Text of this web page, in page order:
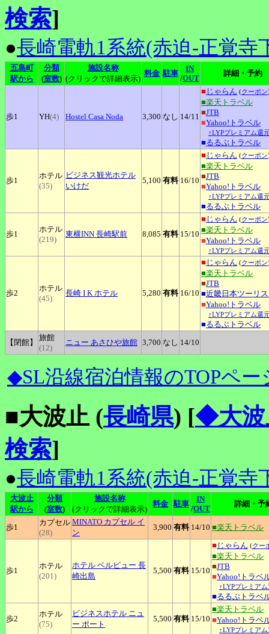
検索]
●長崎電軌1系統(赤迫-正覚寺
五島町
駅から
分類
(室数)
施設名称
(クリックで詳細表示)
料金 駐車
IN
/OUT
詳細・予約
歩1 YH(4) Hostel Casa Noda 3,300 なし 14/11
■ じゃらん (クーポン
■楽天トラベル
■JTB
■Yahoo!トラベル
↑LYPプレミアム還
■るるぶトラベル
歩1
ホテル
(35)
ビジネス観光ホテル
いけだ
5,100 有料 16/10
■ じゃらん (クーポン
■楽天トラベル
■JTB
■Yahoo!トラベル
↑LYPプレミアム還
■るるぶトラベル
歩1
ホテル
(219)
東横INN 長崎駅前 8,085 有料 15/10
■ じゃらん (クーポン
■楽天トラベル
■Yahoo!トラベル
↑LYPプレミアム還
歩2
ホテル
(45)
長崎 I K ホテル 5,280 有料 16/10
■ じゃらん (クーポン
■楽天トラベル
■JTB
■近畿日本ツーリ
■Yahoo!トラベル
↑LYPプレミアム還
■るるぶトラベル
【閉館】
旅館
(12)
ニュー あさひや旅館 3,700 なし 14/10
◆SL沿線宿泊情報のTOPペー
■大波止 (長崎県) [◆大波
検索]
●長崎電軌1系統(赤迫-正覚寺
大波止
駅から
分類
(室数)
施設名称
(クリックで詳細表示)
料金 駐車
IN
/OUT
詳細・予
歩1
カプセル
(28)
MINATO カプセル イ
ン
3,900 有料 14/10 ■楽天トラベル
歩1
ホテル
(201)
ホテル ベルビュー 長
崎出島
5,500 有料 15/10
■ じゃらん (クー
■楽天トラベル
■JTB
■Yahoo!トラベ
↑LYPプレミア
■るるぶトラベ
歩2
ホテル
(75)
ビジネスホテル ニュ
ー ポート
5,500 有料 15/10
■楽天トラベル
■Yahoo!トラベ
↑LYPプレミア